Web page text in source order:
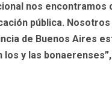
nos
pública.
de Buenos Aires
y las bonaerenses”,